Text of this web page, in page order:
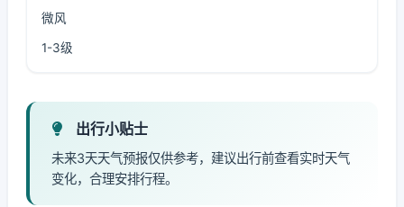
微风
1-3级
出行小贴士
未来3天天气预报仅供参考，建议出行前查看实时天气
变化，合理安排行程。